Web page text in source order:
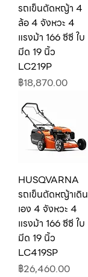
รถเข็นตัดหญ้า 4
ล้อ 4 จังหวะ 4
แรงม้า 166 ซีซี ใบ
มีด 19 นิ้ว
LC219P
ราคา
฿18,870.00
HUSQVARNA
รถเข็นตัดหญ้าเดิน
เอง 4 จังหวะ 4
แรงม้า 166 ซีซี ใบ
มีด 19 นิ้ว
LC419SP
ราคา
฿26,460.00